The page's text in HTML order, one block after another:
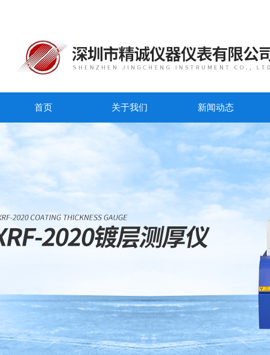
首页 关于我们 新闻动态